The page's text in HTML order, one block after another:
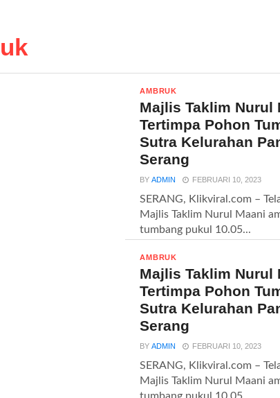
AMBRUK
Majlis Taklim Nurul
Tertimpa Pohon
Sutra Kelurahan
Serang
BYADMIN FEBRUARI 10, 2023
SERANG, Klikviral.com –
Majlis Taklim Nurul Maani
tumbang pukul 10.05...
AMBRUK
Majlis Taklim Nurul
Tertimpa Pohon
Sutra Kelurahan
Serang
BYADMIN FEBRUARI 10, 2023
SERANG, Klikviral.com –
Majlis Taklim Nurul Maani